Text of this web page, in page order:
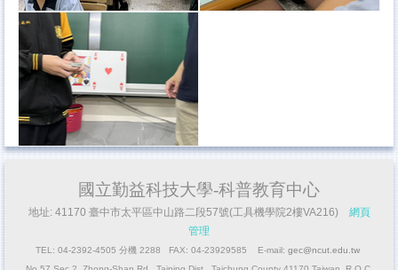
國立勤益科技大學-科普教育中心
地址: 41170 臺中市太平區中山路二段57號(工具機學院2樓VA216) 網頁
管理
TEL: 04-2392-4505 分機 2288 FAX: 04-23929585 E-mail: gec@ncut.edu.tw